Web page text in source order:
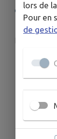
2 rue
lors de
Pour en
de